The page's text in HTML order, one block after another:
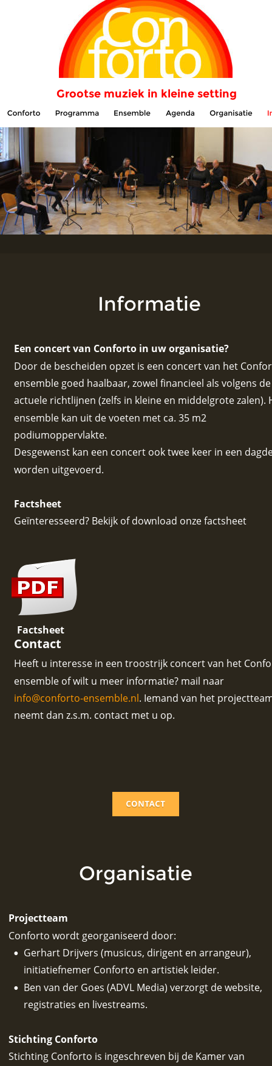
Informatie
Een concert van Conforto in uw organisatie?
Door de bescheiden opzet is een concert van het
ensemble goed haalbaar, zowel financieel als volgens
actuele richtlijnen (zelfs in kleine en middelgrote zalen).
ensemble kan uit de voeten met ca. 35 m2
podiumoppervlakte.
Desgewenst kan een concert ook twee keer in een
worden uitgevoerd.
Factsheet
Geïnteresseerd? Bekijk of download onze factsheet
Contact
Heeft u interesse in een troostrijk concert van het
ensemble of wilt u meer informatie? mail naar
info@conforto-ensemble.nl. Iemand van het
neemt dan z.s.m. contact met u op.
Grootse muziek in kleine setting
Factsheet
Organisatie
Projectteam
Conforto wordt georganiseerd door:
• Gerhart Drijvers (musicus, dirigent en arrangeur),
initiatiefnemer Conforto en artistiek leider.
• Ben van der Goes (ADVL Media) verzorgt de website,
registraties en livestreams.
Stichting Conforto
Stichting Conforto is ingeschreven bij de Kamer van